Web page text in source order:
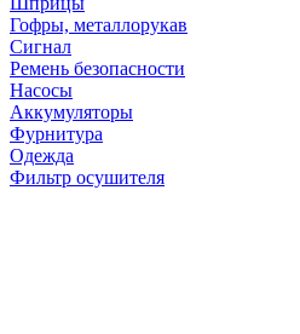
Гофры, металлорукав
Сигнал
Ремень безопасности
Насосы
Аккумуляторы
Фурнитура
Одежда
Фильтр осушителя